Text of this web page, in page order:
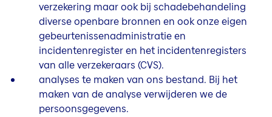
verzekering maar ook bij schadebehandeling
diverse openbare bronnen en ook onze eigen
gebeurtenissenadministratie en
incidentenregister en het incidentenregisters
van alle verzekeraars (CVS).
analyses te maken van ons bestand. Bij het
maken van de analyse verwijderen we de
persoonsgegevens.